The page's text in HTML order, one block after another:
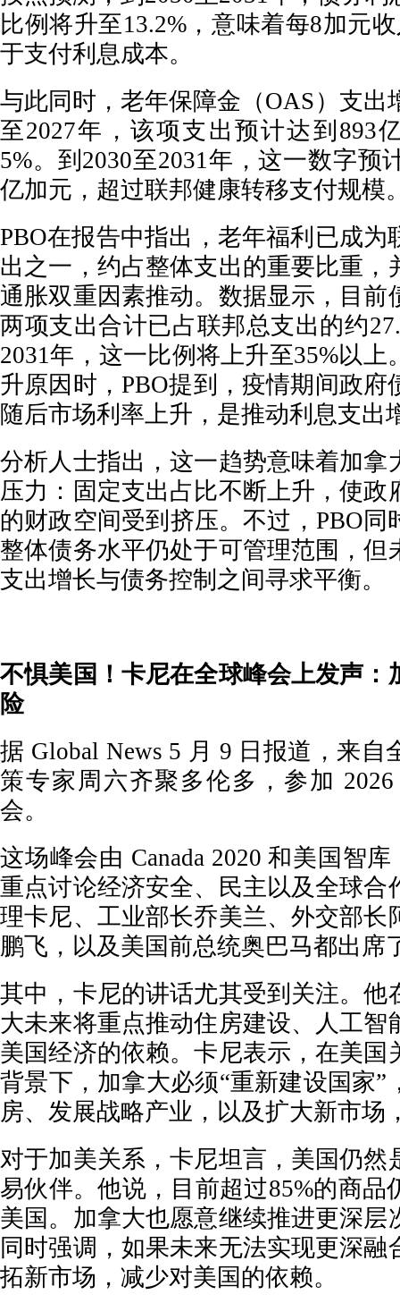
比例将升至13.2%，意味着每8加元
于支付利息成本。
与此同时，老年保障金（OAS）支出
至2027年，该项支出预计达到893
5%。到2030至2031年，这一数字预
亿加元，超过联邦健康转移支付规模
PBO在报告中指出，老年福利已成为
出之一，约占整体支出的重要比重，
通胀双重因素推动。数据显示，目前
两项支出合计已占联邦总支出的约
2031年，这一比例将上升至35%以
升原因时，PBO提到，疫情期间政府
随后市场利率上升，是推动利息支出
分析人士指出，这一趋势意味着加拿
压力：固定支出占比不断上升，使政
的财政空间受到挤压。不过，PBO同
整体债务水平仍处于可管理范围，但
支出增长与债务控制之间寻求平衡。
不惧美国！卡尼在全球峰会上发声：
险
据 Global News 5 月 9 日报道，来自
策专家周六齐聚多伦多，参加
会。
这场峰会由 Canada 2020 和美国智
重点讨论经济安全、民主以及全球合
理卡尼、工业部长乔美兰、外交部长
鹏飞，以及美国前总统奥巴马都出席
其中，卡尼的讲话尤其受到关注。他
大未来将重点推动住房建设、人工智
美国经济的依赖。卡尼表示，在美国
背景下，加拿大必须“重新建设国家”
房、发展战略产业，以及扩大新市场
对于加美关系，卡尼坦言，美国仍然
易伙伴。他说，目前超过85%的商品
美国。加拿大也愿意继续推进更深层
同时强调，如果未来无法实现更深融
拓新市场，减少对美国的依赖。